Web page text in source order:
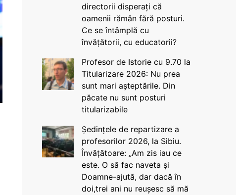
directorii disperați că
oamenii rămân fără posturi.
Ce se întâmplă cu
învățătorii, cu educatorii?
Profesor de Istorie cu 9.70 la
Titularizare 2026: Nu prea
sunt mari așteptările. Din
păcate nu sunt posturi
titularizabile
Ședințele de repartizare a
profesorilor 2026, la Sibiu.
Învățătoare: „Am zis iau ce
este. O să fac naveta și
Doamne-ajută, dar dacă în
doi,trei ani nu reușesc să mă